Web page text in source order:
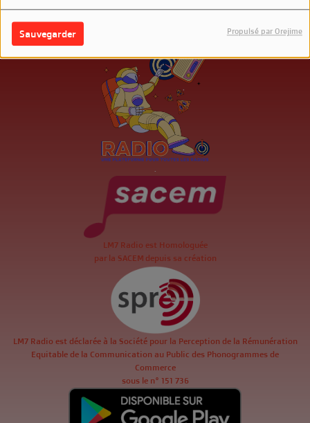
Sauvegarder Propulsé par Orejime
.
LM7 Radio est Homologuée
par la SACEM depuis sa création
LM7 Radio est déclarée à la Société pour la Perception de la Rémunération
Equitable de la Communication au Public des Phonogrammes de
Commerce
sous le n° 151 736